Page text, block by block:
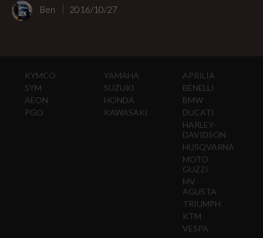
Ben 2016/10/27
KYMCO
SYM
AEON
PGO
YAMAHA
SUZUKI
HONDA
KAWASAKI
APRILIA
BENELLI
BMW
DUCATI
HARLEY-
DAVIDSON
HUSQVARNA
MOTO
GUZZI
MV
AGUSTA
TRIUMPH
KTM
VESPA